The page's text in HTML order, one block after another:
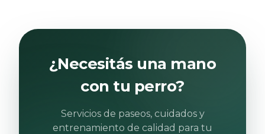
¿Necesitás una mano
con tu perro?
Servicios de paseos, cuidados y
entrenamiento de calidad para tu